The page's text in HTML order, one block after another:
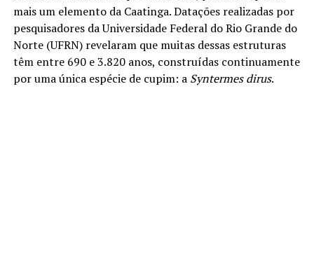
mais um elemento da Caatinga. Datações realizadas por
pesquisadores da Universidade Federal do Rio Grande do
Norte (UFRN) revelaram que muitas dessas estruturas
têm entre 690 e 3.820 anos, construídas continuamente
por uma única espécie de cupim: a Syntermes dirus.